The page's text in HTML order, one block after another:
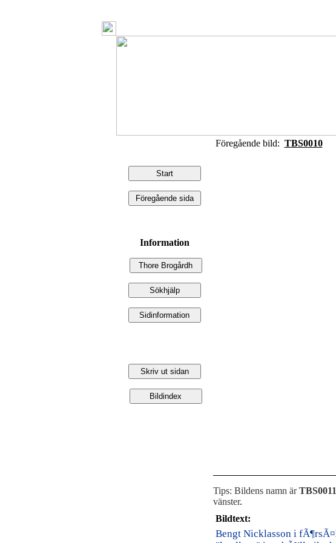
Information
Föregående bild: TBS0010
Tips: Bildens namn ärTBS0011
vänster.
Bildtext:
Bengt Nicklasson i